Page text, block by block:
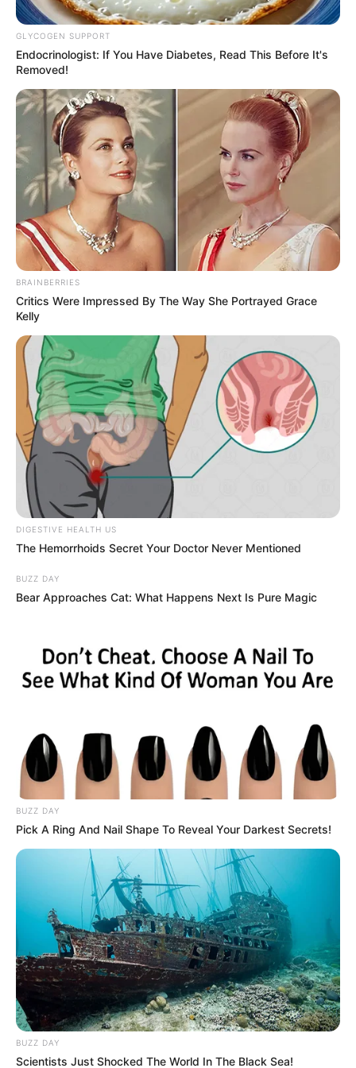
Posted
in
Friss hírek
Meghalt a Kölcsey iskola
nyolcadikos diákja Kun Áron
bySzerző April 29, 2026
Gyászba borult a Kölcsey iskola: elhunyt
nyolcadikos diákjuk
Mély megrendüléssel közölte a fehérgyarmati
GLYCOGEN SUPPORT
Endocrinologist: If You Have Diabetes, Read This Before It's
Removed!
BRAINBERRIES
Critics Were Impressed By The Way She Portrayed Grace
Kelly
DIGESTIVE HEALTH US
The Hemorrhoids Secret Your Doctor Never Mentioned
BUZZ DAY
Bear Approaches Cat: What Happens Next Is Pure Magic
BUZZ DAY
Pick A Ring And Nail Shape To Reveal Your Darkest Secrets!
BUZZ DAY
Scientists Just Shocked The World In The Black Sea!